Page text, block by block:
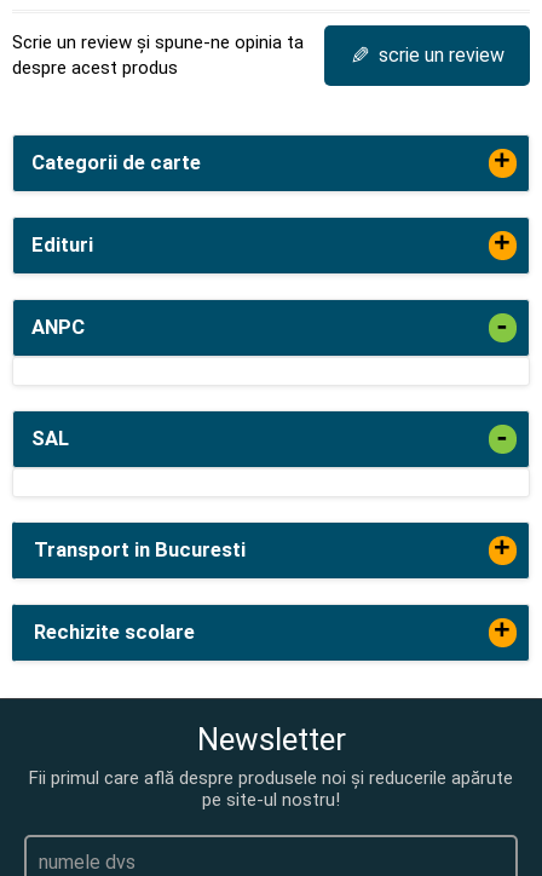
Categorii de carte +
Edituri +
ANPC -
SAL -
Scrie un review și spune-ne opinia ta
despre acest produs
✎ scrie un review
Transport in Bucuresti +
Rechizite scolare +
Newsletter
Fii primul care află despre produsele noi și reducerile apărute
pe site-ul nostru!